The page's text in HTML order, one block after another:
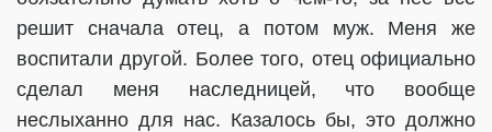
решит сначала отец, а потом муж. Меня же
воспитали другой. Более того, отец официально
сделал меня наследницей, что вообще
неслыханно для нас. Казалось бы, это должно